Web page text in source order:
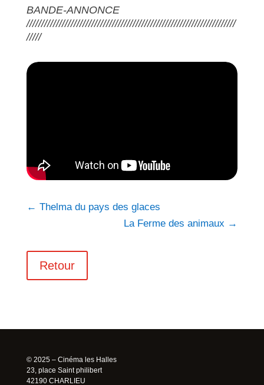
BANDE-ANNONCE
///////////////////////////////////////////////////////////////////////
/////
← Thelma du pays des glaces
La Ferme des animaux →
Retour
© 2025 – Cinéma les Halles
23, place Saint philibert
42190 CHARLIEU